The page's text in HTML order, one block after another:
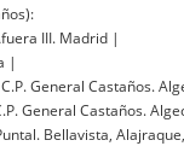
III. Madrid |
|
General Castaños.
General Castaños.
Bellavista,